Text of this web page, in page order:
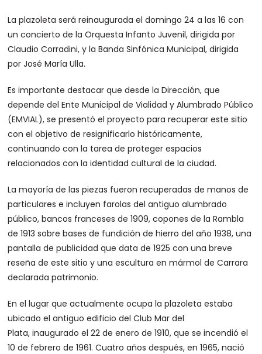
La plazoleta será reinaugurada el domingo 24 a las 16 con
un concierto de la Orquesta Infanto Juvenil, dirigida por
Claudio Corradini, y la Banda Sinfónica Municipal, dirigida
por José María Ulla.
Es importante destacar que desde la Dirección, que
depende del Ente Municipal de Vialidad y Alumbrado Público
(EMVIAL), se presentó el proyecto para recuperar este sitio
con el objetivo de resignificarlo históricamente,
continuando con la tarea de proteger espacios
relacionados con la identidad cultural de la ciudad.
La mayoría de las piezas fueron recuperadas de manos de
particulares e incluyen farolas del antiguo alumbrado
público, bancos franceses de 1909, copones de la Rambla
de 1913 sobre bases de fundición de hierro del año 1938, una
pantalla de publicidad que data de 1925 con una breve
reseña de este sitio y una escultura en mármol de Carrara
declarada patrimonio.
En el lugar que actualmente ocupa la plazoleta estaba
ubicado el antiguo edificio del Club Mar del
Plata, inaugurado el 22 de enero de 1910, que se incendió el
10 de febrero de 1961. Cuatro años después, en 1965, nació